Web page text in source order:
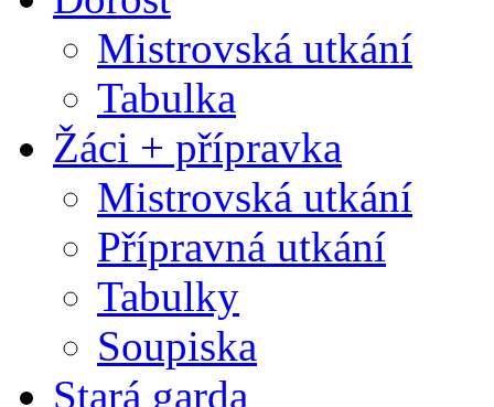
Mistrovská utkání
Tabulka
Žáci + přípravka
Mistrovská utkání
Přípravná utkání
Tabulky
Soupiska
Stará garda